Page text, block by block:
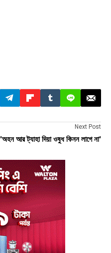
Next Post
'অহন আর ট্যাহা দিয়া ওষুধ কিনন লাগে না'